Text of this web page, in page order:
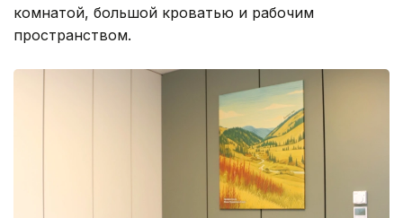
комнатой, большой кроватью и рабочим
пространством.